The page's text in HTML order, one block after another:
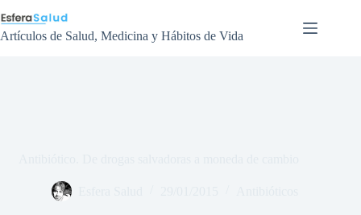
al
contenido
Artículos de Salud, Medicina y Hábitos de Vida